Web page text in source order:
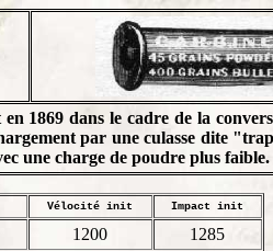
1869 dans le cadre de la
par une culasse dite
une charge de poudre plus faible.
Vélocité init Impact init
1200 1285